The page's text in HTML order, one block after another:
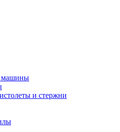
машины
и стержни